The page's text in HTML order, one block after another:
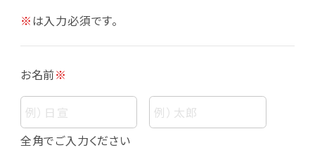
個人情報
個人情報とは、お客様個人に関する情報であっ
て、当該情報を構成する氏名、住所、電話番号、
※は入力必須です。
お名前※
全角でご入力ください